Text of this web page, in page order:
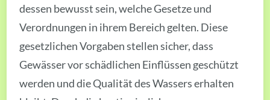
dessen bewusst sein, welche Gesetze und
Verordnungen in ihrem Bereich gelten. Diese
gesetzlichen Vorgaben stellen sicher, dass
Gewässer vor schädlichen Einflüssen geschützt
werden und die Qualität des Wassers erhalten